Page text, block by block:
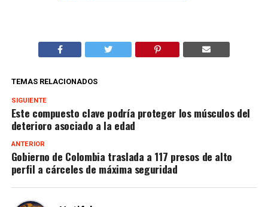
TEMAS RELACIONADOS
SIGUIENTE
Este compuesto clave podría proteger los músculos del
deterioro asociado a la edad
ANTERIOR
Gobierno de Colombia traslada a 117 presos de alto
perfil a cárceles de máxima seguridad